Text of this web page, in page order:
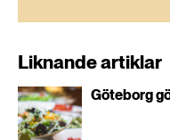
Liknande artiklar
Göteborg